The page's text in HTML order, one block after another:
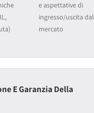
e aspettative di
ingresso/uscita dal
mercato
E Garanzia Della